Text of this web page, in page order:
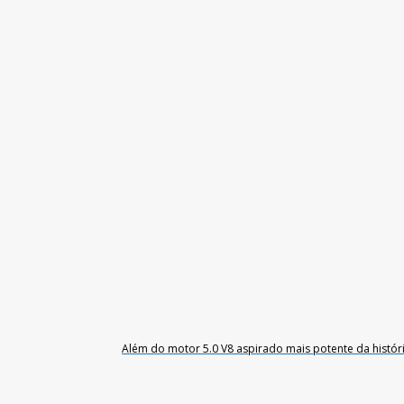
Além do motor 5.0 V8 aspirado mais potente da